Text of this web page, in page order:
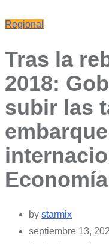
Regional
Tras la
2018:
subir las
Economía
by starmix
septiembre 13,